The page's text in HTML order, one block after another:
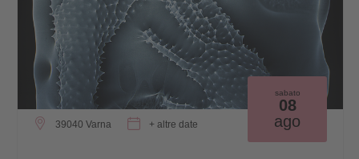
sabato
08
ago
39040 Varna + altre date